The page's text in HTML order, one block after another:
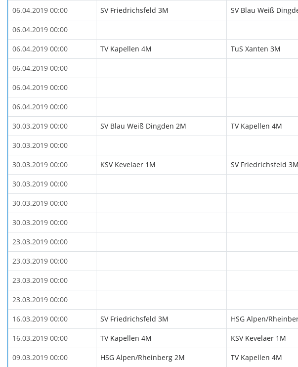
06.04.2019 00:00 SV Friedrichsfeld 3M SV Blau Weiß
06.04.2019 00:00
06.04.2019 00:00 TV Kapellen 4M TuS Xanten 3M
06.04.2019 00:00
06.04.2019 00:00
06.04.2019 00:00
30.03.2019 00:00 SV Blau Weiß Dingden 2M TV Kapellen 4M
30.03.2019 00:00
30.03.2019 00:00 KSV Kevelaer 1M SV Friedrichsfeld 3M
30.03.2019 00:00
30.03.2019 00:00
30.03.2019 00:00
23.03.2019 00:00
23.03.2019 00:00
23.03.2019 00:00
23.03.2019 00:00
16.03.2019 00:00 SV Friedrichsfeld 3M HSG Alpen/
16.03.2019 00:00 TV Kapellen 4M KSV Kevelaer 1M
09.03.2019 00:00 HSG Alpen/Rheinberg 2M TV Kapellen 4M